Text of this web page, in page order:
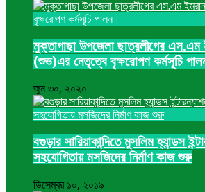
মুক্তাগাছা উপজেলা ছাত্রলীগের এস.এম
(শুভ)এর নেতৃত্বে বৃক্ষরোপণ কর্মসূচি
জুন ৩০, ২০২০
বগুড়ার সারিয়াকান্দিতে মুসলিম হ্যান্ডস
সহযোগিতায় মসজিদের নির্মাণ কাজ শুরু
ডিসেম্বর ১০, ২০১৯